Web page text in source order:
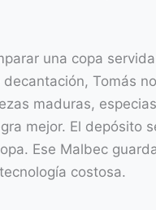
una copa
Tomás
maduras,
mejor. El depósito
Ese Malbec
costosa.